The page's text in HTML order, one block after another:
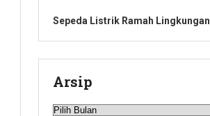
Sepeda Listrik Ramah Lingkungan
Arsip
Arsip